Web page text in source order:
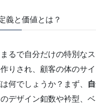
義と価値とは？
るで自分だけの特別な
りされ、顧客の体のサ
は何でしょうか？まず、
デザイン釦数や衿型、